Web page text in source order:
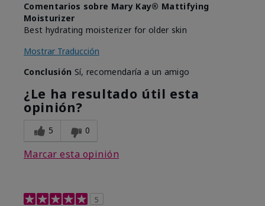
Comentarios sobre Mary Kay® Mattifying
Moisturizer
Best hydrating moisterizer for older skin
Mostrar Traducción
Conclusión Sí, recomendaría a un amigo
¿Le ha resultado útil esta
opinión?
5 0
Marcar esta opinión
5